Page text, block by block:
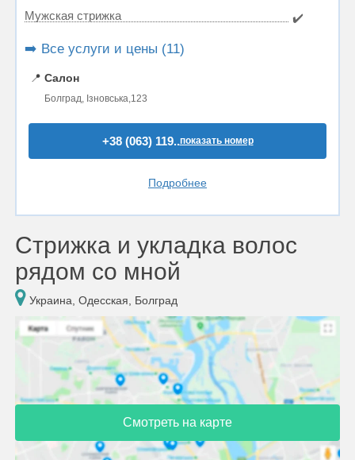
Мужская стрижка
✔️
➡️ Все услуги и цены (11)
📍 Салон
Болград, Ізновська,123
+38 (063) 119..показать номер
Подробнее
Стрижка и укладка волос
рядом со мной
Украина, Одесская, Болград
Смотреть на карте